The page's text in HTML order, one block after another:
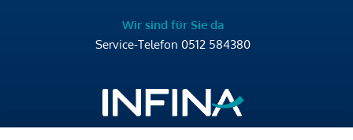
Wir sind für Sie da
Service-Telefon 0512 584380